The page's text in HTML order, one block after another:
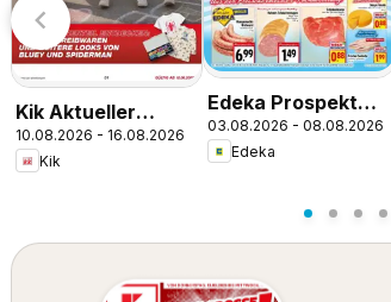
Kik Aktueller
Prospekt
10.08.2026 - 16.08.2026
Kik
Edeka Prospekt
Parchim
03.08.2026 - 08.08.2026
Edeka